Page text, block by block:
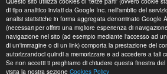
di tipo analitico inviati da Google Inc. nell'ambito del
analisi statistiche in forma aggregata denominato Google
(necessari per offrirti una migliore esperienza di
navigazione nel sito (ad esempio mediante l'accesso ad
di un'immagine o di un link) comporta la prestazione del
autorizzandoci quindi a memorizzare e ad accedere a tali
Se non accetti ti preghiamo di chiudere questa finestra
visita la nostra sezione Cookies Policy